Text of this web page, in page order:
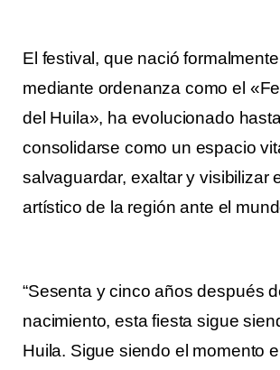
El festival, que nació
mediante ordenanza como el
del Huila», ha evolucionado
consolidarse como un espacio
salvaguardar, exaltar y visibilizar
artístico de la región ante el
“Sesenta y cinco años después
nacimiento, esta fiesta sigue
Huila. Sigue siendo el momento